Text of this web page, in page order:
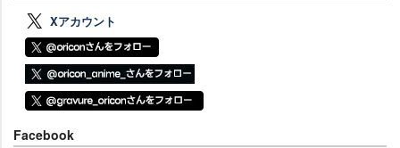
Xアカウント
Facebook